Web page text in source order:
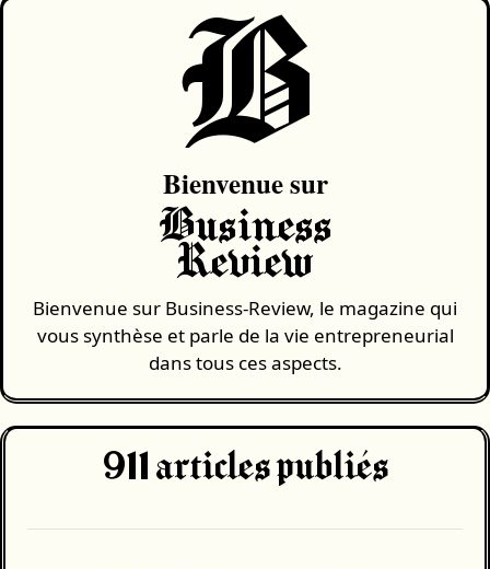
B
Bienvenue sur
Business
Review
Bienvenue sur Business-Review, le magazine qui
vous synthèse et parle de la vie entrepreneurial
dans tous ces aspects.
911 articles publiés